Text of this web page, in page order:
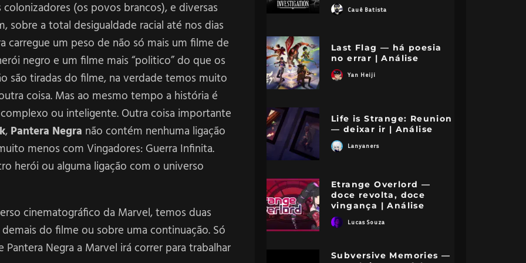
(os povos brancos), e diversas
sobre a total desigualdade racial até nos dias
carregue um peso de não só mais um filme de
negro e um filme mais “politico” do que os
são tiradas do filme, na verdade temos muito
coisa. Mas ao mesmo tempo a história é
ou inteligente. Outra coisa importante
, Pantera Negra não contém nenhuma ligação
menos com Vingadores: Guerra Infinita.
herói ou alguma ligação com o universo
cinematográfico da Marvel, temos duas
do filme ou sobre uma continuação. Só
Negra a Marvel irá correr para trabalhar
Cauê Batista
Last Flag — há poesia
no errar | Análise
Yan Heiji
Life is Strange: Reunion
— deixar ir | Análise
Lanyaners
Etrange Overlord —
doce revolta, doce
vingança | Análise
Lucas Souza
Subversive Memories —